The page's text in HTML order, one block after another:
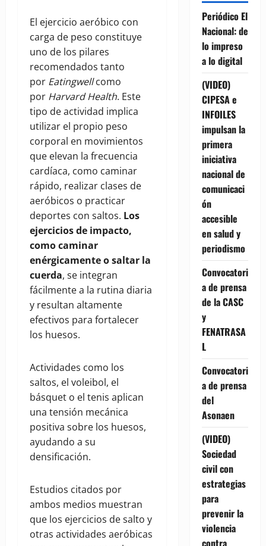
El ejercicio aeróbico con
carga de peso constituye
uno de los pilares
recomendados tanto
por Eatingwellcomo
por Harvard Health. Este
tipo de actividad implica
utilizar el propio peso
corporal en movimientos
que elevan la frecuencia
cardíaca, como caminar
rápido, realizar clases de
aeróbicos o practicar
deportes con saltos. Los
ejercicios de impacto,
como caminar
enérgicamente o saltar la
cuerda, se integran
fácilmente a la rutina diaria
y resultan altamente
efectivos para fortalecer
los huesos.
Actividades como los
saltos, el voleibol, el
básquet o el tenis aplican
una tensión mecánica
positiva sobre los huesos,
ayudando a su
densificación.
Estudios citados por
ambos medios muestran
que los ejercicios de salto y
otras actividades aeróbicas
Periódico El
Nacional: de
lo impreso
a lo digital
(VIDEO)
CIPESA e
INFOILES
impulsan la
primera
iniciativa
nacional de
comunicaci
ón
accesible
en salud y
periodismo
Convocatori
a de prensa
de la CASC
y
FENATRASA
L
Convocatori
a de prensa
del
Asonaen
(VIDEO)
Sociedad
civil con
estrategias
para
prevenir la
violencia
contra